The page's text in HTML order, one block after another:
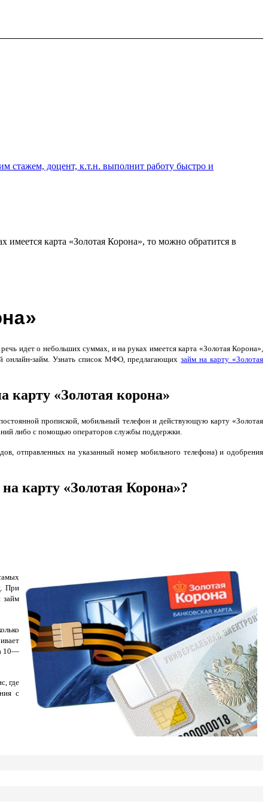
стажем, доцент, к.т.н. выполнит работу быстро и
карта «Золотая Корона», то можно обратится в
идет о небольших суммах, и на руках имеется карта «Золотая Корона»,
онлайн-займ. Узнать список МФО, предлагающихзайм на карту «Золотая
карту «Золотая корона»
пропиской, мобильный телефон и действующую карту «Золотая
либо с помощью операторов службы поддержки.
отправленных на указанный номер мобильного телефона) и одобрения
карту «Золотая Корона»?
При
займ
10—
где
с